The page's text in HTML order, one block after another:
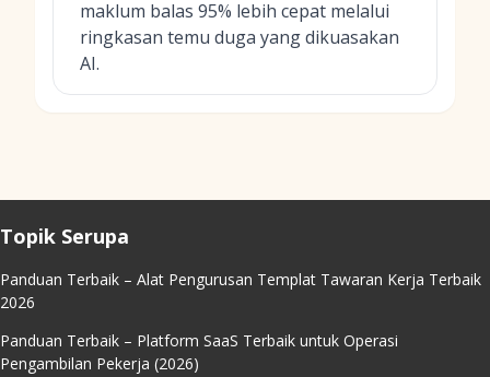
maklum balas 95% lebih cepat melalui
ringkasan temu duga yang dikuasakan
AI.
Topik Serupa
Panduan Terbaik – Alat Pengurusan Templat Tawaran Kerja Terbaik
2026
Panduan Terbaik – Platform SaaS Terbaik untuk Operasi
Pengambilan Pekerja (2026)